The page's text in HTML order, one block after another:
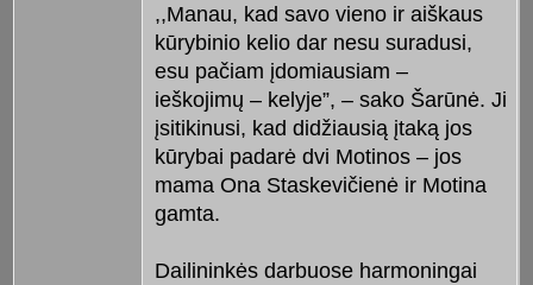
,,Manau, kad savo vieno ir aiškaus
kūrybinio kelio dar nesu suradusi,
esu pačiam įdomiausiam –
ieškojimų – kelyje”, – sako Šarūnė. Ji
įsitikinusi, kad didžiausią įtaką jos
kūrybai padarė dvi Motinos – jos
mama Ona Staskevičienė ir Motina
gamta.
Dailininkės darbuose harmoningai